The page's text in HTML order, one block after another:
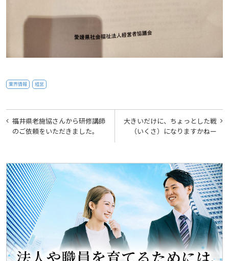
業界情報 経営
投
稿
ビ
ゲ
ー
シ
ョ
ン
大きいだけに、ちょっとした戦
（いくさ）になりますかねー
福井県老施協さんから研修講師
のご依頼をいただきました。